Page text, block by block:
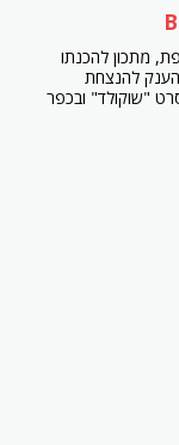
מתכון להכנתו
הענק להנצחת
"שוקולד" ובכפר